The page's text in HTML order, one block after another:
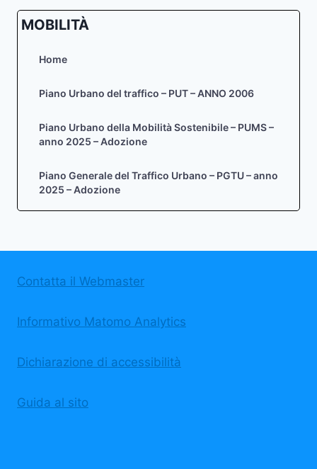
MOBILITÀ
Home
Piano Urbano del traffico – PUT – ANNO 2006
Piano Urbano della Mobilità Sostenibile – PUMS –
anno 2025 – Adozione
Piano Generale del Traffico Urbano – PGTU – anno
2025 – Adozione
Contatta il Webmaster
Informativo Matomo Analytics
Dichiarazione di accessibilità
Guida al sito